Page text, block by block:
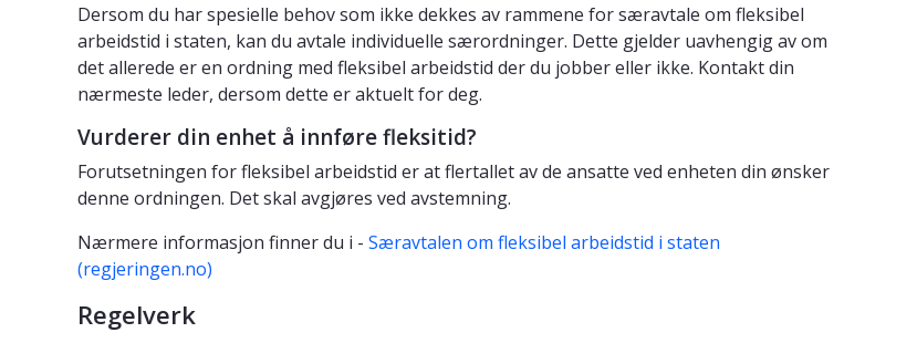
Dersom du har spesielle behov som ikke dekkes av rammene for særavtale om fleksibel
arbeidstid i staten, kan du avtale individuelle særordninger. Dette gjelder uavhengig av om
det allerede er en ordning med fleksibel arbeidstid der du jobber eller ikke. Kontakt din
nærmeste leder, dersom dette er aktuelt for deg.
Vurderer din enhet å innføre fleksitid?
Forutsetningen for fleksibel arbeidstid er at flertallet av de ansatte ved enheten din ønsker
denne ordningen. Det skal avgjøres ved avstemning.
Nærmere informasjon finner du i - Særavtalen om fleksibel arbeidstid i staten
(regjeringen.no)
Regelverk